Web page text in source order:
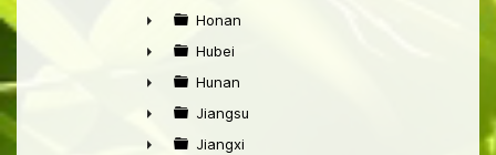
►
►
Honan
►
Hubei
►
Hunan
►
Jiangsu
Jiangxi